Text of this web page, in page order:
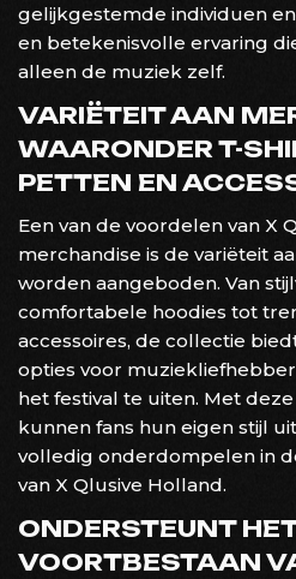
gelijkgestemde individuen
en betekenisvolle ervaring
alleen de muziek zelf.
VARIËTEIT AAN
WAARONDER T-
PETTEN EN
Een van de voordelen van X
merchandise is de variëteit
worden aangeboden. Van
comfortabele hoodies tot
accessoires, de collectie
opties voor
het festival te uiten. Met
kunnen fans hun eigen stijl
volledig onderdompelen in
van X Qlusive Holland.
ONDERSTEUNT
VOORTBESTAAN